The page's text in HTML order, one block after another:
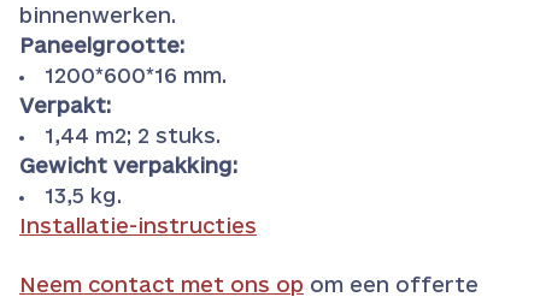
binnenwerken.
Paneelgrootte:
1200*600*16 mm.
Verpakt:
1,44 m2; 2 stuks.
Gewicht verpakking:
13,5 kg.
Installatie-instructies
Neem contact met ons op om een offerte